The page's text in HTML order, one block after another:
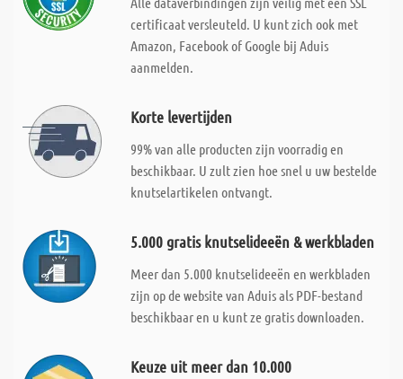
certificaat versleuteld. U kunt zich ook met
Amazon, Facebook of Google bij Aduis
aanmelden.
Korte levertijden
99% van alle producten zijn voorradig en
beschikbaar. U zult zien hoe snel u uw bestelde
knutselartikelen ontvangt.
5.000 gratis knutselideeën & werkbladen
Meer dan 5.000 knutselideeën en werkbladen
zijn op de website van Aduis als PDF-bestand
beschikbaar en u kunt ze gratis downloaden.
Keuze uit meer dan 10.000